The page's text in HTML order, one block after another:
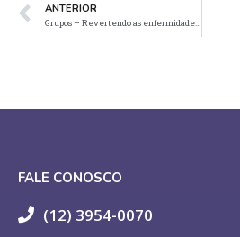
ANTERIOR
Grupos – Revertendo as enfermidades crônicas
FALE CONOSCO
(12) 3954-0070